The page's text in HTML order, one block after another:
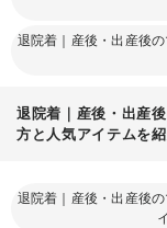
退院着｜産後・出産後
退院着｜産後・出産
方と人気アイテムを
退院着｜産後・出産後